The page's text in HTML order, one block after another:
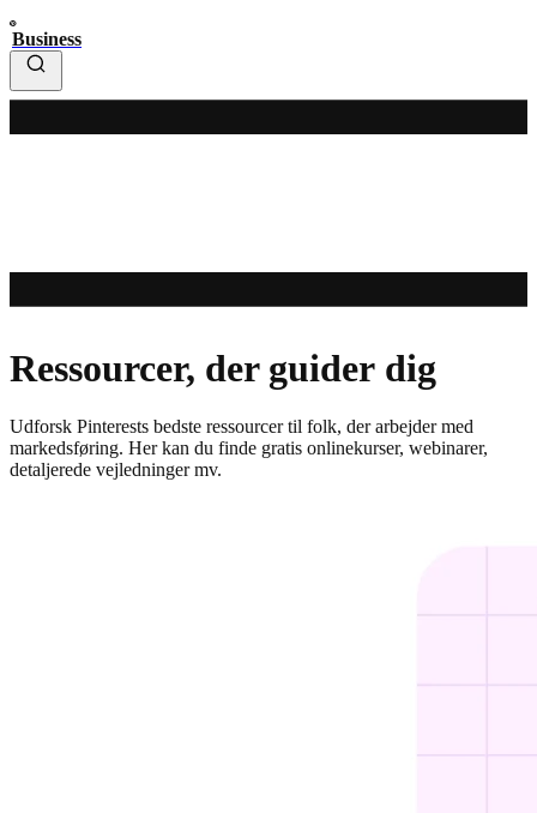
Business
Ressourcer, der guider dig
Udforsk Pinterests bedste ressourcer til folk, der arbejder med
markedsføring. Her kan du finde gratis onlinekurser, webinarer,
detaljerede vejledninger mv.